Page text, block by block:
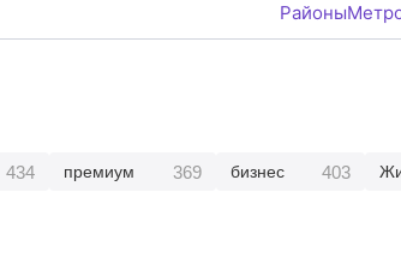
Районы
434 премиум 369 бизнес 403